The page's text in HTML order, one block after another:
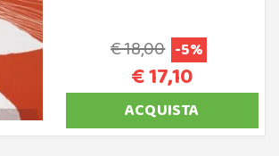
€ 18,00 -5%
€ 17,10
ACQUISTA